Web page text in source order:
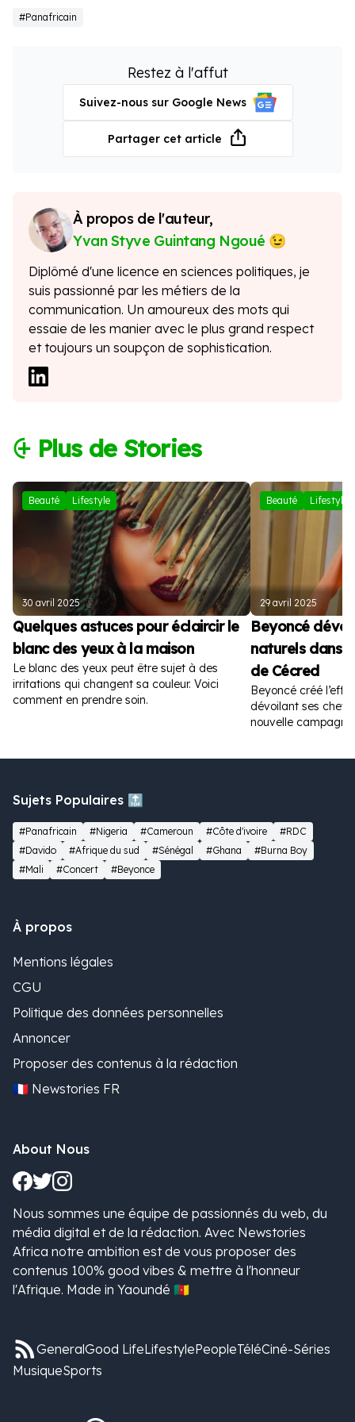
#Panafricain
Restez à l'affut
Suivez-nous sur Google News
Partager cet article
À propos de l'auteur,
Yvan Styve Guintang Ngoué
Diplômé d'une licence en sciences politiques, je
suis passionné par les métiers de la
communication. Un amoureux des mots qui
essaie de les manier avec le plus grand respect
et toujours un soupçon de sophistication.
⨭ Plus de Stories
Beauté Lifestyle
30 avril 2025
Quelques astuces pour éclaircir le
blanc des yeux à la maison
Le blanc des yeux peut être sujet à des
irritations qui changent sa couleur. Voici
comment en prendre soin.
Beauté Lifestyle
29 avril 2025
Beyoncé
naturels dans
de Cécred
Beyoncé créé
dévoilant ses
nouvelle
Sujets Populaires 🔝
#Panafricain #Nigeria #Cameroun #Côte d'ivoire
#RDC
#Davido
#Afrique du sud #Sénégal #Ghana
#Burna Boy
#Mali
#Concert #Beyonce
À propos
Mentions légales
CGU
Politique des données personnelles
Annoncer
Proposer des contenus à la rédaction
🇫🇷 Newstories FR
About Nous
Nous sommes une équipe de passionnés du web, du
média digital et de la rédaction. Avec Newstories
Africa notre ambition est de vous proposer des
contenus 100% good vibes & mettre à l'honneur
l'Afrique. Made in Yaoundé 🇨🇲
GeneralGood LifeLifestylePeopleTéléCiné-Séries
MusiqueSports